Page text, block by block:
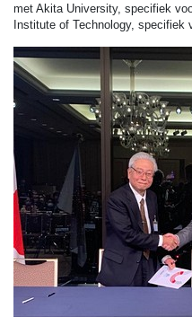
met Akita University, specifiek
Institute of Technology, specifiek